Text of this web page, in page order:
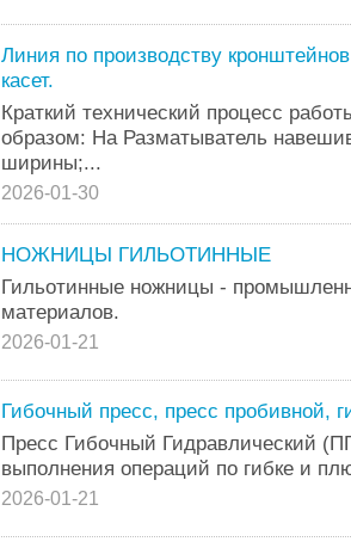
Линия по производству
касет.
Краткий технический процесс
образом: На Разматыватель
ширины;...
2026-01-30
НОЖНИЦЫ ГИЛЬОТИННЫЕ
Гильотинные ножницы -
материалов.
2026-01-21
Гибочный пресс, пресс пробивной,
Пресс Гибочный Гидравлический
выполнения операций по гибке и
2026-01-21